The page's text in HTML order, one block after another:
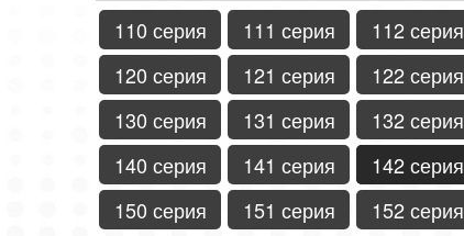
110 серия 111 серия 112 серия
120 серия
121 серия 122 серия
130 серия
131 серия 132 серия
140 серия
141 серия 142 серия
150 серия
151 серия 152 серия